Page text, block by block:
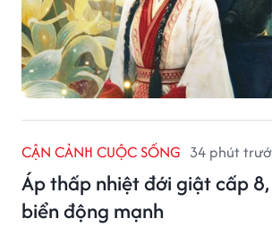
CẬN CẢNH CUỘC SỐNG 34 phút
Áp thấp nhiệt đới giật cấp 8,
biển động mạnh